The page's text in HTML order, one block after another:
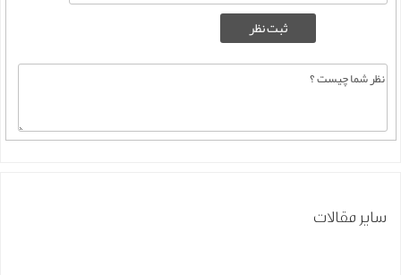
سایر مقالات